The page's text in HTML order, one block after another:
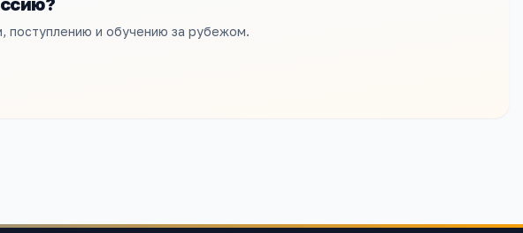
поступлению и обучению за рубежом.